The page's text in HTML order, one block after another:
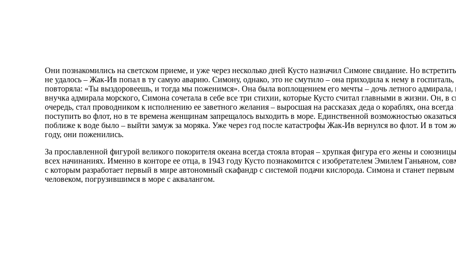
Они познакомились на светском приеме, и уже через несколько дней Кусто назначил Симоне свидание. Но
не удалось – Жак-Ив попал в ту самую аварию. Симону, однако, это не смутило – она приходила к нему в госпиталь,
повторяла: «Ты выздоровеешь, и тогда мы поженимся». Она была воплощением его мечты – дочь летного адмирала,
внучка адмирала морского, Симона сочетала в себе все три стихии, которые Кусто считал главными в жизни. Он, в
очередь, стал проводником к исполнению ее заветного желания – выросшая на рассказах деда о кораблях, она всегда
поступить во флот, но в те времена женщинам запрещалось выходить в море. Единственной возможностью оказаться
поближе к воде было – выйти замуж за моряка. Уже через год после катастрофы Жак-Ив вернулся во флот. И в том
году, они поженились.
За прославленной фигурой великого покорителя океана всегда стояла вторая – хрупкая фигура его жены и
всех начинаниях. Именно в конторе ее отца, в 1943 году Кусто познакомится с изобретателем Эмилем Ганьяном,
с которым разработает первый в мире автономный скафандр с системой подачи кислорода. Симона и станет первым
человеком, погрузившимся в море с аквалангом.